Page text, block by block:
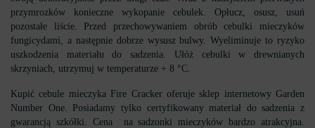
przymrozków konieczne wykopanie cebulek. Opłucz, osusz, usuń
pozostałe liście. Przed przechowywaniem obrób cebulki mieczyków
fungicydami, a następnie dobrze wysusz bulwy. Wyeliminuje to ryzyko
uszkodzenia materiału do sadzenia. Ułóż cebulki w drewnianych
skrzyniach, utrzymuj w temperaturze + 8 °C.
Kupić cebule mieczyka Fire Cracker oferuje sklep internetowy Garden
Number One. Posiadamy tylko certyfikowany materiał do sadzenia z
gwarancją szkółki. Cena na sadzonki mieczyków bardzo atrakcyjna.